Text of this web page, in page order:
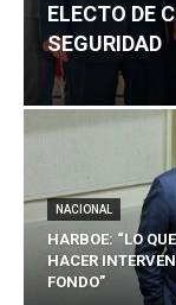
ELECTO DE
SEGURIDAD
NACIONAL
HARBOE: “LO
HACER
FONDO”